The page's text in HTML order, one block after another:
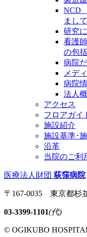
NCD
まして
研究
看護
の包
病院
メデ
病院
法人
アクセス
フロアガイ
施設紹介
施設基準･
沿革
当院のご利
医療法人財団 荻窪病院
〒167-0035 東京都杉
03-3399-1101(代)
© OGIKUBO